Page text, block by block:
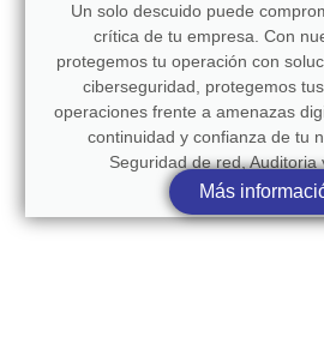
Un solo descuido puede
crítica de tu empresa. Con
protegemos tu operación con
ciberseguridad, protegemos
operaciones frente a amenazas
continuidad y confianza de tu
Seguridad de red, Auditoria
Más